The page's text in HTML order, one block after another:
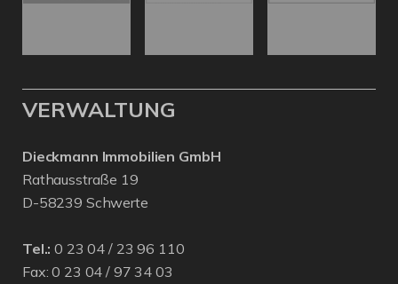
VERWALTUNG
Dieckmann Immobilien GmbH
Rathausstraße 19
D-58239 Schwerte
Tel.: 0 23 04 / 23 96 110
Fax: 0 23 04 / 97 34 03